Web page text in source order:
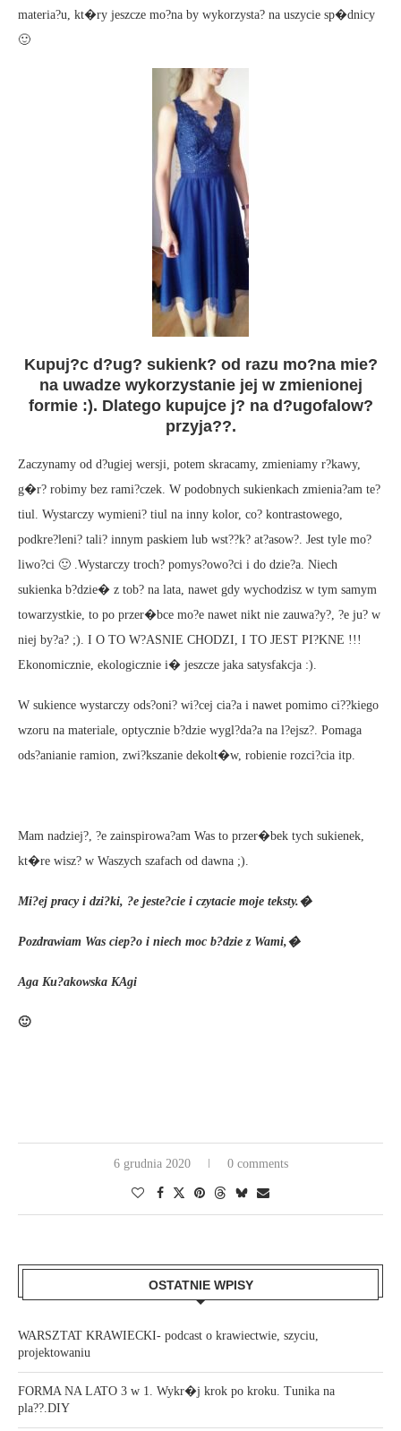
materia?u, kt�ry jeszcze mo?na by wykorzysta? na uszycie sp�dnicy
🙂
Kupuj?c d?ug? sukienk? od razu mo?na mie?
na uwadze wykorzystanie jej w zmienionej
formie :). Dlatego kupujce j? na d?ugofalow?
przyja??.
Zaczynamy od d?ugiej wersji, potem skracamy, zmieniamy r?kawy,
g�r? robimy bez rami?czek. W podobnych sukienkach zmienia?am te?
tiul. Wystarczy wymieni? tiul na inny kolor, co? kontrastowego,
podkre?leni? tali? innym paskiem lub wst??k? at?asow?. Jest tyle mo?
liwo?ci 🙂 .Wystarczy troch? pomys?owo?ci i do dzie?a. Niech
sukienka b?dzie� z tob? na lata, nawet gdy wychodzisz w tym samym
towarzystkie, to po przer�bce mo?e nawet nikt nie zauwa?y?, ?e ju? w
niej by?a? ;). I O TO W?ASNIE CHODZI, I TO JEST PI?KNE !!!
Ekonomicznie, ekologicznie i� jeszcze jaka satysfakcja :).
W sukience wystarczy ods?oni? wi?cej cia?a i nawet pomimo ci??kiego
wzoru na materiale, optycznie b?dzie wygl?da?a na l?ejsz?. Pomaga
ods?anianie ramion, zwi?kszanie dekolt�w, robienie rozci?cia itp.
Mam nadziej?, ?e zainspirowa?am Was to przer�bek tych sukienek,
kt�re wisz? w Waszych szafach od dawna ;).
Mi?ej pracy i dzi?ki, ?e jeste?cie i czytacie moje teksty.�
Pozdrawiam Was ciep?o i niech moc b?dzie z Wami,�
Aga Ku?akowska KAgi
🙂
6 grudnia 2020 0 comments
OSTATNIE WPISY
WARSZTAT KRAWIECKI- podcast o krawiectwie, szyciu,
projektowaniu
FORMA NA LATO 3 w 1. Wykr�j krok po kroku. Tunika na
pla??.DIY